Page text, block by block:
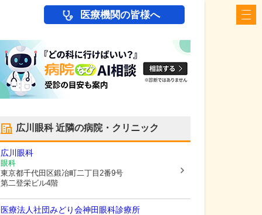
医療機関の皆様へ
広川眼科近隣の病院・クリニック
広川眼科
眼科
東京都千代田区鍛冶町二丁目2番9号
第二登栄ビル4階
医療法人社団みどり会神田眼科診療所